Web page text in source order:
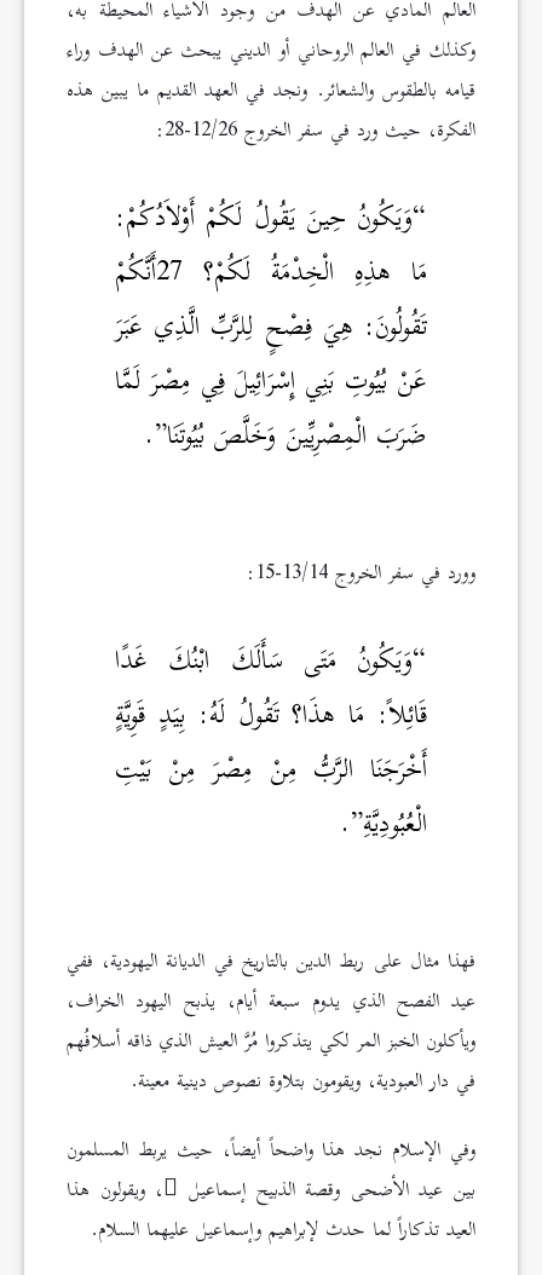
العالم المادي عن الهدف من وجود الأشياء المحيطة به،
وكذلك في العالم الروحاني أو الديني يبحث عن الهدف وراء
قيامه بالطقوس والشعائر. ونجد في العهد القديم ما يبين هذه
الفكرة، حيث ورد في سفر الخروج 12/26-28:
“وَيَكُونُ حِينَ يَقُولُ لَكُمْ أَوْلاَدُكُمْ:
مَا هذِهِ الْخِدْمَةُ لَكُمْ؟ 27أَنَّكُمْ
تَقُولُونَ: هِيَ فِصْحٍ لِلرَّبِّ الَّذِي عَبَرَ
عَنْ بُيُوتِ بَنِي إِسْرَائِيلَ فِي مِصْرَ لَمَّا
ضَرَبَ الْمِصْرِيِّينَ وَخَلَّصَ بُيُوتَنَا”.
وورد في سفر الخروج 13/14-15:
“وَيَكُونُ مَتَى سَأَلَكَ ابْنُكَ غَدًا
قَائِلاً: مَا هذَا؟ تَقُولُ لَهُ: بِيَدٍ قَوِيَّةٍ
أَخْرَجَنَا الرَّبُّ مِنْ مِصْرَ مِنْ بَيْتِ
الْعُبُودِيَّةِ”.
فهذا مثال على ربط الدين بالتاريخ في الديانة اليهودية، ففي
عيد الفصح الذي يدوم سبعة أيام، يذبح اليهود الخراف،
ويأكلون الخبز المر لكي يتذكروا مُرَّ العيش الذي ذاقه أسلافُهم
في دار العبودية، ويقومون بتلاوة نصوص دينية معينة.
وفي الإسلام نجد هذا واضحاً أيضاً، حيث يربط المسلمون
بين عيد الأضحى وقصة الذبيح إسماعيل
، ويقولون هذا
العيد تذكاراً لما حدث لإبراهيم وإسماعيل عليهما السلام.